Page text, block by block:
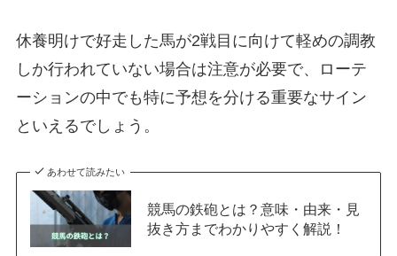
休養明けで好走した馬が2戦目に向けて軽めの調教
しか行われていない場合は注意が必要で、ローテ
ーションの中でも特に予想を分ける重要なサイン
といえるでしょう。
あわせて読みたい
競馬の鉄砲とは？意味・由来・見
抜き方までわかりやすく解説！